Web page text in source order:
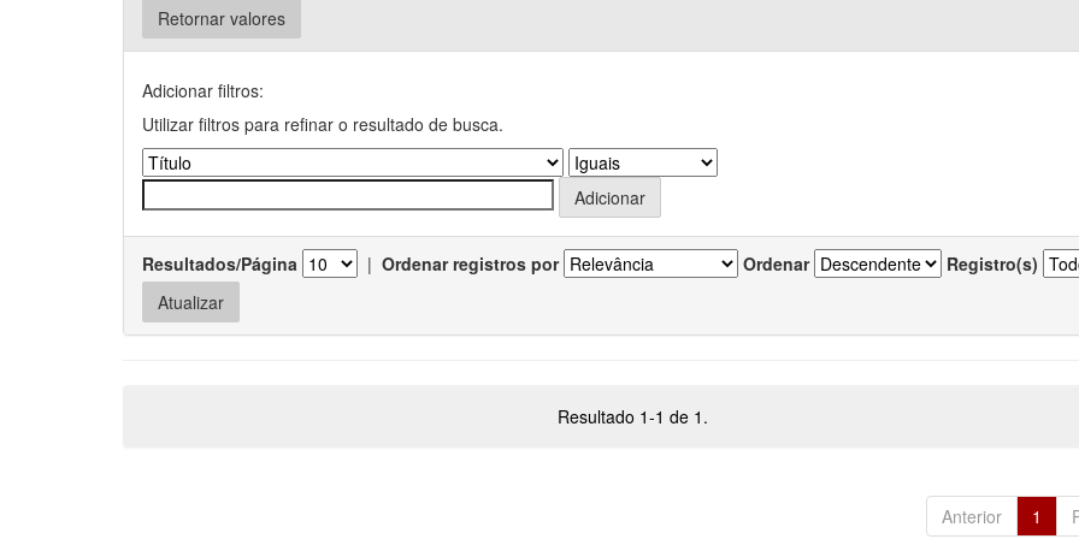
Retornar valores
Adicionar filtros:
Utilizar filtros para refinar o resultado de busca.
Resultados/Página | Ordenar registros por Ordenar Registro(s)
Resultado 1-1 de 1.
Anterior 1